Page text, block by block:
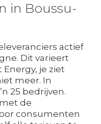
in Boussu-
actief
Dit varieert
je ziet
meer. In
25 bedrijven.
de
consumenten